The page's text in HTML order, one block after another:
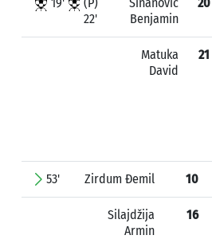
22'
Benjamin
Matuka
David
21
53' Zirdum Đemil 10
Silajdžija
Armin
16